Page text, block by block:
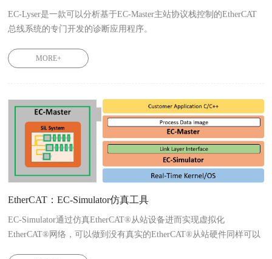
EC-Lyser是一款可以分析基于EC-Master主站协议栈控制的EtherCAT
总线系统的专门开发的诊断应用程序。
MORE+
EtherCAT：EC-Simulator仿真工具
EC-Simulator通过仿真EtherCAT®从站设备进而实现虚拟化
EtherCAT®网络，可以做到没有真实的EtherCAT®从站硬件同样可以